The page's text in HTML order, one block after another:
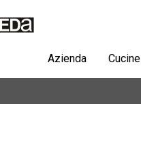
Azienda Cucine